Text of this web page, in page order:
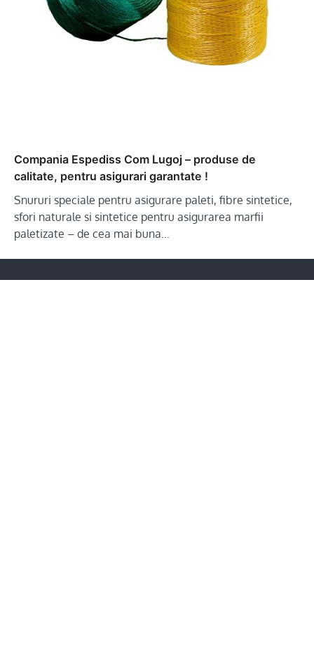
Compania Espediss Com Lugoj – produse de
calitate, pentru asigurari garantate !
Snururi speciale pentru asigurare paleti, fibre sintetice,
sfori naturale si sintetice pentru asigurarea marfii
paletizate – de cea mai buna…